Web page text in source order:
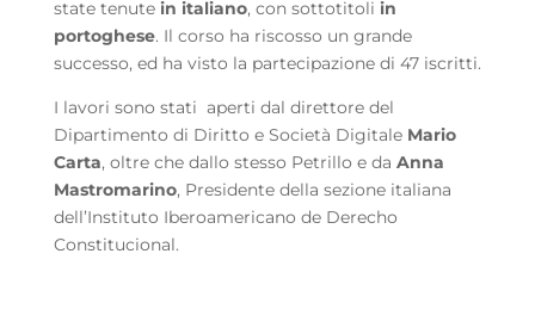
state tenute in italiano, con sottotitoli in
portoghese. Il corso ha riscosso un grande
successo, ed ha visto la partecipazione di 47 iscritti.
I lavori sono stati aperti dal direttore del
Dipartimento di Diritto e Società Digitale Mario
Carta, oltre che dallo stesso Petrillo e da Anna
Mastromarino, Presidente della sezione italiana
dell’Instituto Iberoamericano de Derecho
Constitucional.